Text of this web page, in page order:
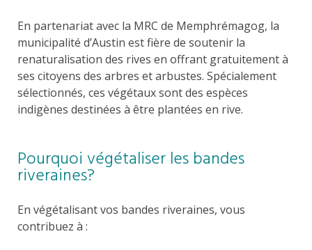
En partenariat avec la MRC de Memphrémagog, la
municipalité d’Austin est fière de soutenir la
renaturalisation des rives en offrant gratuitement à
ses citoyens des arbres et arbustes. Spécialement
sélectionnés, ces végétaux sont des espèces
indigènes destinées à être plantées en rive.
Pourquoi végétaliser les bandes
riveraines?
En végétalisant vos bandes riveraines, vous
contribuez à :